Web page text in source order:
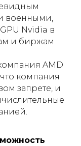
военными,
Nvidia в
и биржам
AMD
компания
запрете, и